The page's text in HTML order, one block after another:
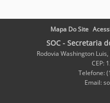
Mapa Do Site
SOC - Secretaria
Rodovia Washington
CEP:
Telefone:
Email: